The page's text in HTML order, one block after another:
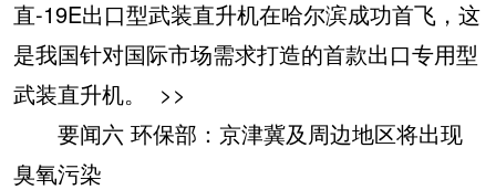
直-19E出口型武装直升机在哈尔滨成功首飞，这
是我国针对国际市场需求打造的首款出口专用型
武装直升机。 >>
要闻六 环保部：京津冀及周边地区将出现
臭氧污染